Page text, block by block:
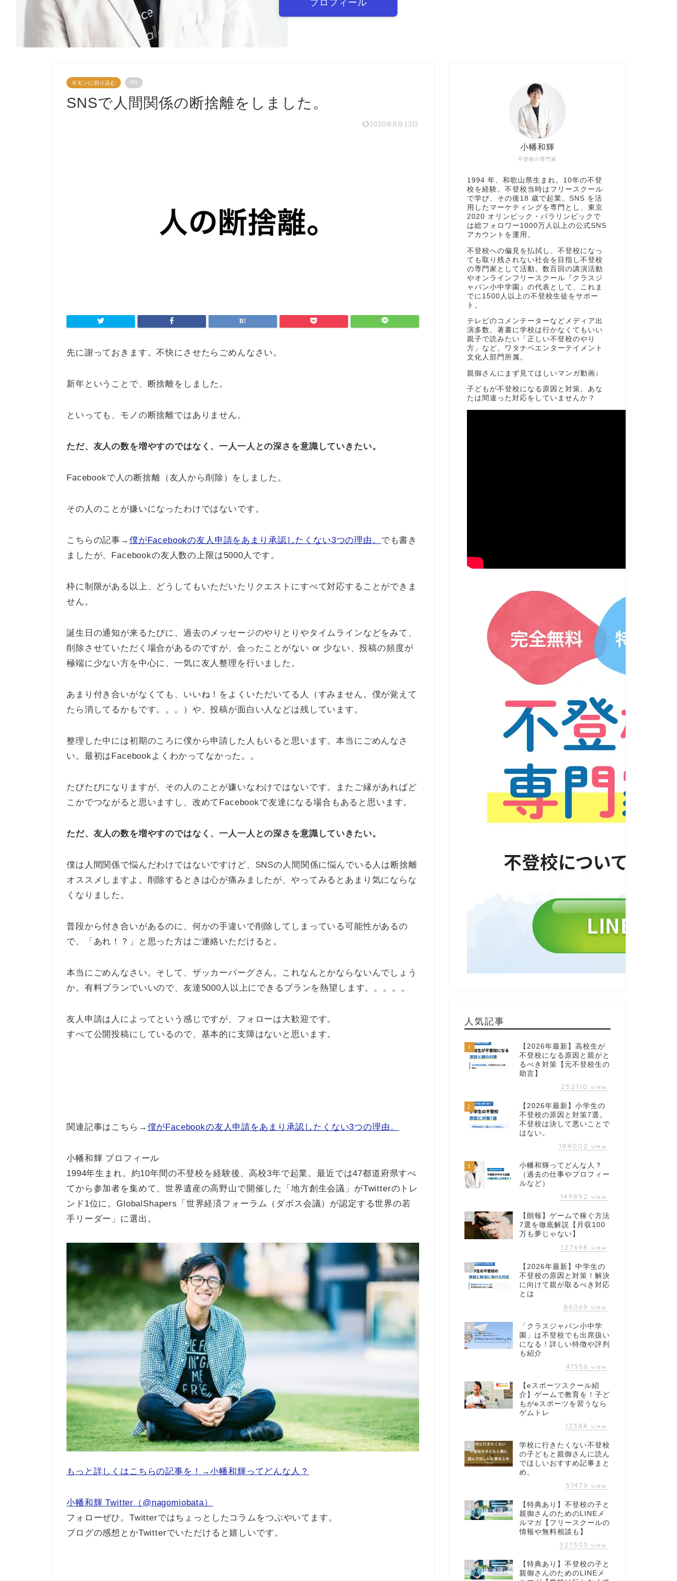
プロフィール
ギモンに切り込む PR
SNSで人間関係の断捨離をしました。
2020年8月13日
先に謝っておきます。不快にさせたらごめんなさい。
新年ということで、断捨離をしました。
といっても、モノの断捨離ではありません。
ただ、友人の数を増やすのではなく、一人一人との深さを意識していきたい。
Facebookで人の断捨離（友人から削除）をしました。
その人のことが嫌いになったわけではないです。
こちらの記事→ 僕がFacebookの友人申請をあまり承認したくない3つの理由。 でも書き
ましたが、Facebookの友人数の上限は5000人です。
枠に制限がある以上、どうしてもいただいたリクエストにすべて対応することができま
せん。
誕生日の通知が来るたびに、過去のメッセージのやりとりやタイムラインなどをみて、
削除させていただく場合があるのですが、会ったことがない or 少ない、投稿の頻度が
極端に少ない方を中心に、一気に友人整理を行いました。
あまり付き合いがなくても、いいね！をよくいただいてる人（すみません。僕が覚えて
たら消してるかもです。。。）や、投稿が面白い人などは残しています。
整理した中には初期のころに僕から申請した人もいると思います。本当にごめんなさ
い。最初はFacebookよくわかってなかった。。
たびたびになりますが、その人のことが嫌いなわけではないです。またご縁があればど
こかでつながると思いますし、改めてFacebookで友達になる場合もあると思います。
ただ、友人の数を増やすのではなく、一人一人との深さを意識していきたい。
僕は人間関係で悩んだわけではないですけど、SNSの人間関係に悩んでいる人は断捨離
オススメしますよ。削除するときは心が痛みましたが、やってみるとあまり気にならな
くなりました。
普段から付き合いがあるのに、何かの手違いで削除してしまっている可能性があるの
で、「あれ！？」と思った方はご連絡いただけると。
本当にごめんなさい。そして、ザッカーバーグさん。これなんとかならないんでしょう
か。有料プランでいいので、友達5000人以上にできるプランを熱望します。。。。。
友人申請は人によってという感じですが、フォローは大歓迎です。
すべて公開投稿にしているので、基本的に支障はないと思います。
関連記事はこちら→ 僕がFacebookの友人申請をあまり承認したくない3つの理由。
小幡和輝 プロフィール
1994年生まれ。約10年間の不登校を経験後、高校3年で起業。最近では47都道府県すべ
てから参加者を集めて、世界遺産の高野山で開催した「地方創生会議」がTwitterのトレ
ンド1位に。GlobalShapers「世界経済フォーラム（ダボス会議）が認定する世界の若
手リーダー」に選出。
もっと詳しくはこちらの記事を！→小幡和輝ってどんな人？
小幡和輝 Twitter（@nagomiobata）
フォローぜひ。Twitterではちょっとしたコラムをつぶやいてます。
ブログの感想とかTwitterでいただけると嬉しいです。
不登校の専門家
小幡和輝
1994 年、和歌山県生まれ。10年の不登
校を経験。不登校当時はフリースクール
で学び、その後18 歳で起業。SNS を活
用したマーケティングを専門とし、東京
2020 オリンピック・パラリンピックで
は総フォロワー1000万人以上の公式SNS
アカウントを運用。
不登校への偏見を払拭し、不登校になっ
ても取り残されない社会を目指し不登校
の専門家として活動。数百回の講演活動
やオンラインフリースクール『クラスジ
ャパン小中学園』の代表として、これま
でに1500人以上の不登校生徒をサポー
ト。
テレビのコメンテーターなどメディア出
演多数。著書に学校は行かなくてもいい
親子で読みたい「正しい不登校のやり
方」など。ワタナベエンターテイメント
文化人部門所属。
親御さんにまず見てほしいマンガ動画↓
子どもが不登校になる原因と対策。あな
たは間違った対応をしていませんか？
人気記事
1
【2026年最新】高校生が
不登校になる原因と親がと
るべき対策【元不登校生の
助言】
252110 view
2
【2026年最新】小学生の
不登校の原因と対策7選。
不登校は決して悪いことで
はない。
188002 view
3
小幡和輝ってどんな人？
（過去の仕事やプロフィー
ルなど）
149892 view
4
【朗報】ゲームで稼ぐ方法
7選を徹底解説【月収100
万も夢じゃない】
127698 view
5
【2026年最新】中学生の
不登校の原因と対策！解決
に向けて親が取るべき対応
とは
86069 view
6
「クラスジャパン小中学
園」は不登校でも出席扱い
になる！詳しい特徴や評判
も紹介
41356 view
7
【eスポーツスクール紹
介】ゲームで教育を！子ど
もがeスポーツを習うなら
ゲムトレ
12388 view
8
学校に行きたくない不登校
の子どもと親御さんに読ん
でほしいおすすめ記事まと
め。
51479 view
9
【特典あり】不登校の子と
親御さんのためのLINEメ
ルマガ【フリースクールの
情報や無料相談も】
327303 view
10
【特典あり】不登校の子と
親御さんのためのLINEメ